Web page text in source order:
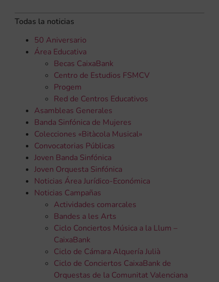
Todas la noticias
50 Aniversario
Área Educativa
Becas CaixaBank
Centro de Estudios FSMCV
Progem
Red de Centros Educativos
Asambleas Generales
Banda Sinfónica de Mujeres
Colecciones «Bitàcola Musical»
Convocatorias Públicas
Joven Banda Sinfónica
Joven Orquesta Sinfónica
Noticias Área Jurídico-Económica
Noticias Campañas
Actividades comarcales
Bandes a les Arts
Ciclo Conciertos Música a la Llum –
CaixaBank
Ciclo de Cámara Alquería Julià
Ciclo de Conciertos CaixaBank de
Orquestas de la Comunitat Valenciana